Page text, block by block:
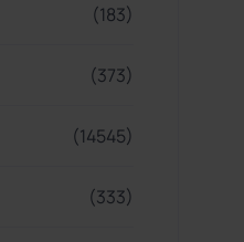
(183)
(373)
(14545)
(333)